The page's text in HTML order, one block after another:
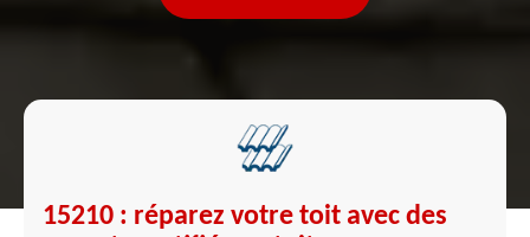
15210 : réparez votre toit avec des